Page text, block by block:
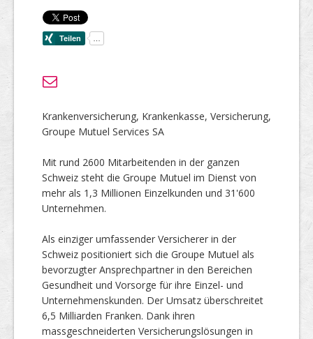
Krankenversicherung, Krankenkasse, Versicherung,
Groupe Mutuel Services SA
Mit rund 2600 Mitarbeitenden in der ganzen
Schweiz steht die Groupe Mutuel im Dienst von
mehr als 1,3 Millionen Einzelkunden und 31'600
Unternehmen.
Als einziger umfassender Versicherer in der
Schweiz positioniert sich die Groupe Mutuel als
bevorzugter Ansprechpartner in den Bereichen
Gesundheit und Vorsorge für ihre Einzel- und
Unternehmenskunden. Der Umsatz überschreitet
6,5 Milliarden Franken. Dank ihren
massgeschneiderten Versicherungslösungen in